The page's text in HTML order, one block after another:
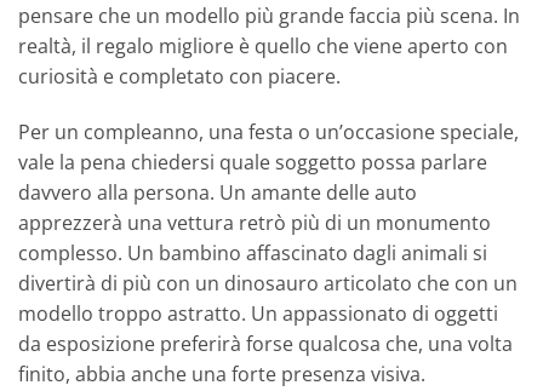
pensare che un modello più grande faccia più scena. In
realtà, il regalo migliore è quello che viene aperto con
curiosità e completato con piacere.
Per un compleanno, una festa o un’occasione speciale,
vale la pena chiedersi quale soggetto possa parlare
davvero alla persona. Un amante delle auto
apprezzerà una vettura retrò più di un monumento
complesso. Un bambino affascinato dagli animali si
divertirà di più con un dinosauro articolato che con un
modello troppo astratto. Un appassionato di oggetti
da esposizione preferirà forse qualcosa che, una volta
finito, abbia anche una forte presenza visiva.